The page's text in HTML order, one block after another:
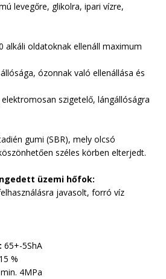
levegőre, glikolra, ipari vízre,
alkáli oldatoknak ellenáll maximum
ózonnak való ellenállása és
szigetelő, lángállóságra
gumi (SBR), mely olcsó
széles körben elterjedt.
üzemi hőfok:
javasolt, forró víz
65+-5ShA
15 %
min. 4MPa